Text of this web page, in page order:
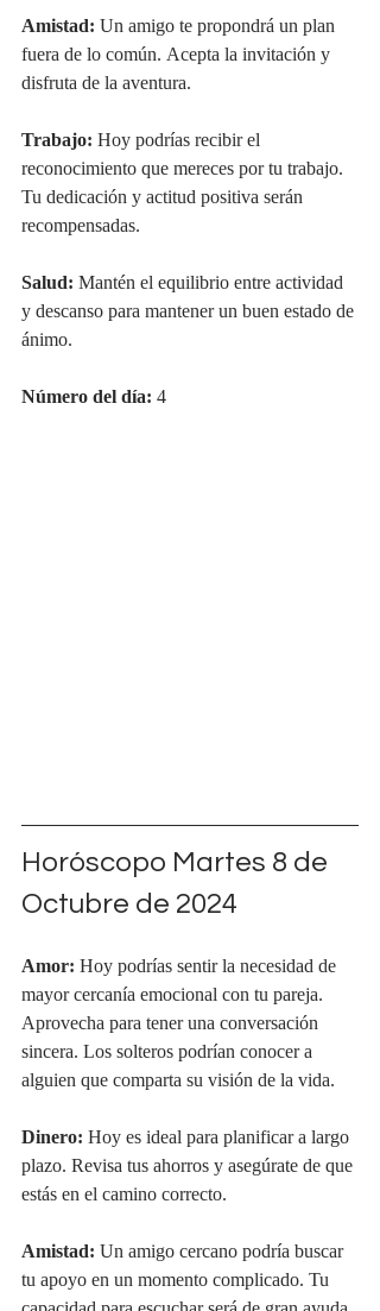
Amistad: Un amigo te propondrá un plan
fuera de lo común. Acepta la invitación y
disfruta de la aventura.
Trabajo: Hoy podrías recibir el
reconocimiento que mereces por tu trabajo.
Tu dedicación y actitud positiva serán
recompensadas.
Salud: Mantén el equilibrio entre actividad
y descanso para mantener un buen estado de
ánimo.
Número del día: 4
Horóscopo Martes 8 de
Octubre de 2024
Amor: Hoy podrías sentir la necesidad de
mayor cercanía emocional con tu pareja.
Aprovecha para tener una conversación
sincera. Los solteros podrían conocer a
alguien que comparta su visión de la vida.
Dinero: Hoy es ideal para planificar a largo
plazo. Revisa tus ahorros y asegúrate de que
estás en el camino correcto.
Amistad: Un amigo cercano podría buscar
tu apoyo en un momento complicado. Tu